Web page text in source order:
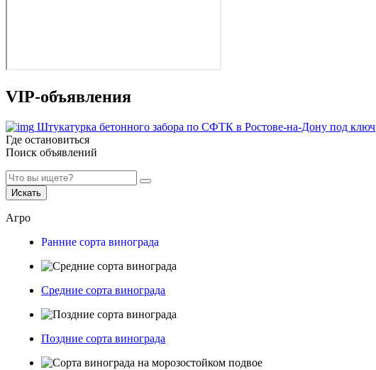
VIP-объявления
Штукатурка бетонного забора по СФТК в Ростове-на-Дону под ключ
Где остановиться
Поиск объявлений
Искать
Агро
Ранние сорта винограда
Средние сорта винограда
Поздние сорта винограда